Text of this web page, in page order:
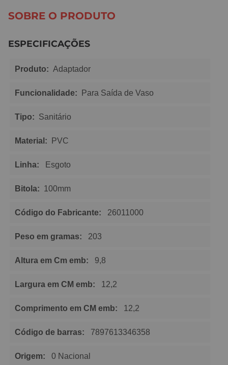
SOBRE O PRODUTO
ESPECIFICAÇÕES
Produto: Adaptador
Funcionalidade: Para Saída de Vaso
Tipo: Sanitário
Material: PVC
Linha: Esgoto
Bitola: 100mm
Código do Fabricante: 26011000
Peso em gramas: 203
Altura em Cm emb: 9,8
Largura em CM emb: 12,2
Comprimento em CM emb: 12,2
Código de barras: 7897613346358
Origem: 0 Nacional